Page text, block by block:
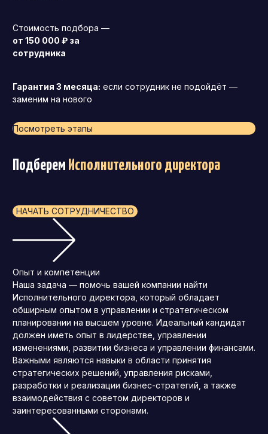
Стоимость подбора —
от 150 000 ₽ за
сотрудника
Гарантия 3 месяца: если сотрудник не подойдёт —
заменим на нового
Посмотреть этапы
Подберем Исполнительного директора
НАЧАТЬ СОТРУДНИЧЕСТВО
Опыт и компетенции
Наша задача — помочь вашей компании найти
Исполнительного директора, который обладает
обширным опытом в управлении и стратегическом
планировании на высшем уровне. Идеальный кандидат
должен иметь опыт в лидерстве, управлении
изменениями, развитии бизнеса и управлении финансами.
Важными являются навыки в области принятия
стратегических решений, управления рисками,
разработки и реализации бизнес-стратегий, а также
взаимодействия с советом директоров и
заинтересованными сторонами.